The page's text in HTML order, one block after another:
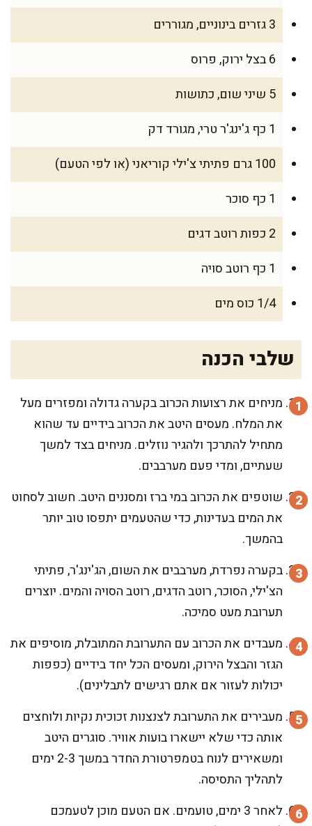
3 גזרים בינוניים, מגוררים
6 בצל ירוק, פרוס
5 שיני שום, כתושות
1 כף ג'ינג'ר טרי, מגורד דק
100 גרם פתיתי צ'ילי קוריאני (או לפי הטעם)
1 כף סוכר
2 כפות רוטב דגים
1 כף רוטב סויה
1/4 כוס מים
שלבי הכנה
מניחים את רצועות הכרוב בקערה גדולה ומפזרים מעל
את המלח. מעסים היטב את הכרוב בידיים עד שהוא
מתחיל להתרכך ולהגיר נוזלים. מניחים בצד למשך
שעתיים, ומדי פעם מערבבים.
שוטפים את הכרוב במי ברז ומסננים היטב. חשוב לסחוט
את המים בעדינות, כדי שהטעמים יתפסו טוב יותר
בהמשך.
בקערה נפרדת, מערבבים את השום, הג'ינג'ר, פתיתי
הצ'ילי, הסוכר, רוטב הדגים, רוטב הסויה והמים. יוצרים
תערובת מעט סמיכה.
מעבדים את הכרוב עם התערובת המתובלת, מוסיפים את
הגזר והבצל הירוק, ומעסים הכל יחד בידיים (כפפות
יכולות לעזור אם אתם רגישים לתבלינים).
מעבירים את התערובת לצנצנות זכוכית נקיות ולוחצים
אותה כדי שלא יישארו בועות אוויר. סוגרים היטב
ומשאירים לנוח בטמפרטורת החדר במשך 2-3 ימים
לתהליך התסיסה.
לאחר 3 ימים, טועמים. אם הטעם מוכן לטעמכם